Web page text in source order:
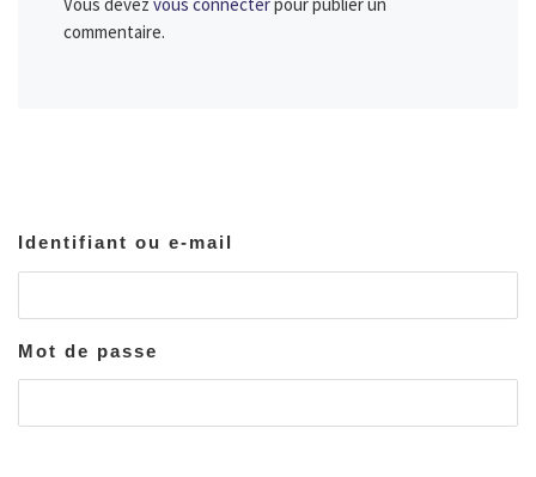
commentaire.
Identifiant ou e-mail
Mot de passe